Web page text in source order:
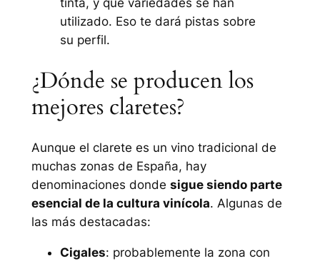
utilizado. Eso te dará pistas sobre
su perfil.
¿Dónde se producen los
mejores claretes?
Aunque el clarete es un vino tradicional de
muchas zonas de España, hay
denominaciones donde sigue siendo parte
esencial de la cultura vinícola. Algunas de
las más destacadas:
Cigales: probablemente la zona con